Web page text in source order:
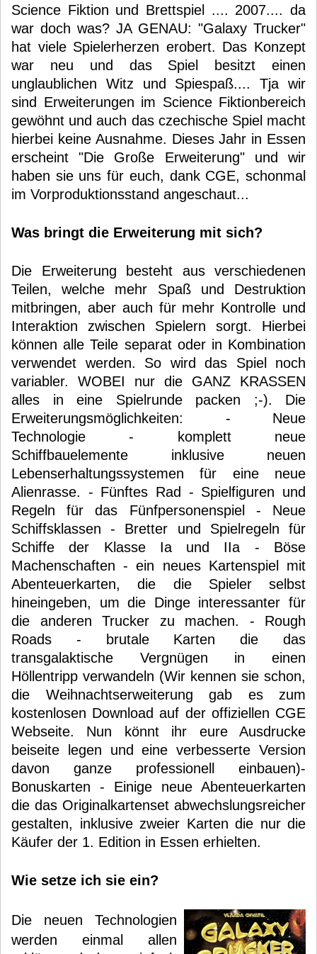
Science Fiktion und Brettspiel .... 2007.... da
war doch was? JA GENAU: "Galaxy Trucker"
hat viele Spielerherzen erobert. Das Konzept
war neu und das Spiel besitzt einen
unglaublichen Witz und Spiespaß.... Tja wir
sind Erweiterungen im Science Fiktionbereich
gewöhnt und auch das czechische Spiel macht
hierbei keine Ausnahme. Dieses Jahr in Essen
erscheint "Die Große Erweiterung" und wir
haben sie uns für euch, dank CGE, schonmal
im Vorproduktionsstand angeschaut...
Was bringt die Erweiterung mit sich?
Die Erweiterung besteht aus verschiedenen
Teilen, welche mehr Spaß und Destruktion
mitbringen, aber auch für mehr Kontrolle und
Interaktion zwischen Spielern sorgt. Hierbei
können alle Teile separat oder in Kombination
verwendet werden. So wird das Spiel noch
variabler. WOBEI nur die GANZ KRASSEN
alles in eine Spielrunde packen ;-). Die
Erweiterungsmöglichkeiten: - Neue
Technologie - komplett neue
Schiffbauelemente inklusive neuen
Lebenserhaltungssystemen für eine neue
Alienrasse. - Fünftes Rad - Spielfiguren und
Regeln für das Fünfpersonenspiel - Neue
Schiffsklassen - Bretter und Spielregeln für
Schiffe der Klasse Ia und IIa - Böse
Machenschaften - ein neues Kartenspiel mit
Abenteuerkarten, die die Spieler selbst
hineingeben, um die Dinge interessanter für
die anderen Trucker zu machen. - Rough
Roads - brutale Karten die das
transgalaktische Vergnügen in einen
Höllentripp verwandeln (Wir kennen sie schon,
die Weihnachtserweiterung gab es zum
kostenlosen Download auf der offiziellen CGE
Webseite. Nun könnt ihr eure Ausdrucke
beiseite legen und eine verbesserte Version
davon ganze professionell einbauen)-
Bonuskarten - Einige neue Abenteuerkarten
die das Originalkartenset abwechslungsreicher
gestalten, inklusive zweier Karten die nur die
Käufer der 1. Edition in Essen erhielten.
Wie setze ich sie ein?
Die neuen Technologien
werden einmal allen